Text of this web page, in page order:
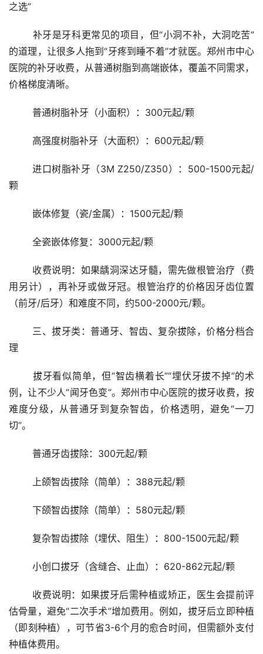
之选”
的道理，让很多人拖到“牙疼到睡不着”才就医。郑州市中心
医院的补牙收费，从普通树脂到高端嵌体，覆盖不同需求，
价格梯度清晰。
	普通树脂补牙（小面积）：300元起/颗
	高强度树脂补牙（大面积）：600元起/颗
	进口树脂补牙（3M Z250/Z350）：500-1500元起/
颗
	嵌体修复（瓷/金属）：1500元起/颗
	全瓷嵌体修复：3000元起/颗
用另计），再补牙或做牙冠。根管治疗的价格因牙齿位置
（前牙/后牙）和难度不同，约500-2000元/颗。
理
例，让不少人“闻牙色变”。郑州市中心医院的拔牙收费，按
难度分级，从普通牙到复杂智齿，价格透明，避免“一刀
切”。
	普通牙齿拔除：300元起/颗
	上颌智齿拔除（简单）：388元起/颗
	下颌智齿拔除（简单）：580元起/颗
	复杂智齿拔除（埋伏、阻生）：800-1500元起/颗
	小创口拔牙（含缝合、止血）：620-862元起/颗
估骨量，避免“二次手术”增加费用。例如，拔牙后立即种植
（即刻种植），可节省3-6个月的愈合时间，但需额外支付
种植体费用。